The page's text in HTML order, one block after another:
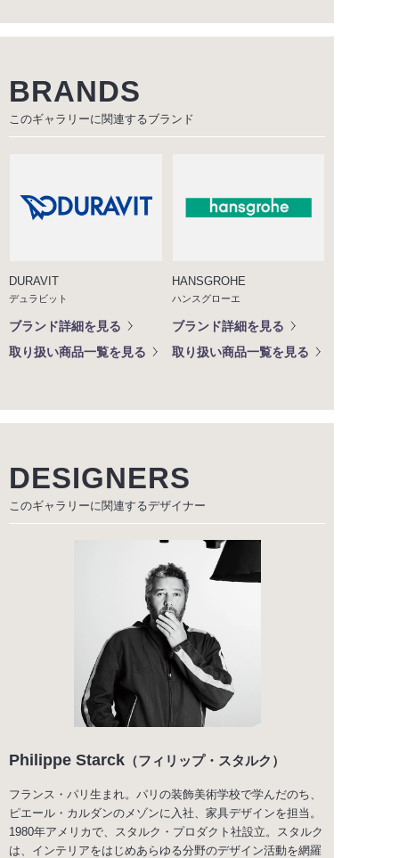
BRANDS
このギャラリーに関連するブランド
DURAVIT
デュラビット
ブランド詳細を見る
取り扱い商品一覧を見る
HANSGROHE
ハンスグローエ
ブランド詳細を見る
取り扱い商品一覧を見る
DESIGNERS
このギャラリーに関連するデザイナー
Philippe Starck （フィリップ・スタルク）
フランス・パリ生まれ。パリの装飾美術学校で学んだのち、
ピエール・カルダンのメゾンに入社、家具デザインを担当。
1980年アメリカで、スタルク・プロダクト社設立。スタルク
は、インテリアをはじめあらゆる分野のデザイン活動を網羅